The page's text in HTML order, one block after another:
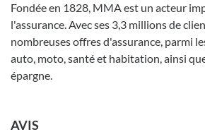
Fondée en 1828, MMA est un acteur
l'assurance. Avec ses 3,3 millions de
nombreuses offres d'assurance, parmi
auto, moto, santé et habitation, ainsi
épargne.
AVIS